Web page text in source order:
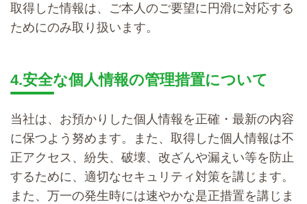
取得した情報は、ご本人のご要望に円滑に対応する
ためにのみ取り扱います。
4.安全な個人情報の管理措置について
当社は、お預かりした個人情報を正確・最新の内容
に保つよう努めます。また、取得した個人情報は不
正アクセス、紛失、破壊、改ざんや漏えい等を防止
するために、適切なセキュリティ対策を講じます。
また、万一の発生時には速やかな是正措置を講じま